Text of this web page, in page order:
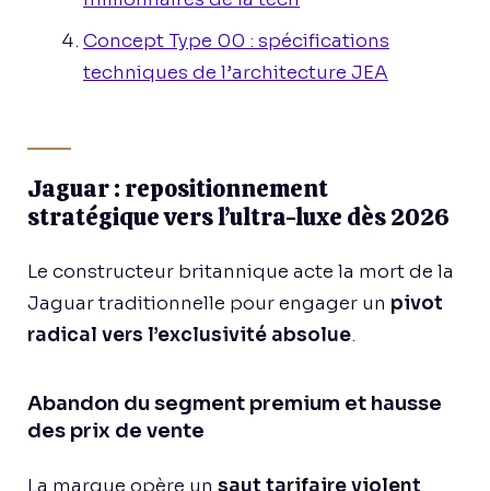
Concept Type 00 : spécifications
techniques de l’architecture JEA
Jaguar : repositionnement
stratégique vers l’ultra-luxe dès 2026
Le constructeur britannique acte la mort de la
Jaguar traditionnelle pour engager un pivot
radical vers l’exclusivité absolue.
Abandon du segment premium et hausse
des prix de vente
La marque opère un saut tarifaire violent